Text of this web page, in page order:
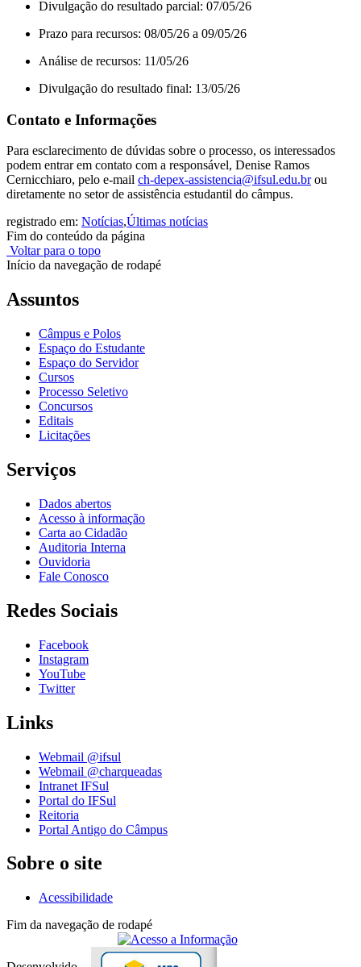
Divulgação do resultado parcial: 07/05/26
Prazo para recursos: 08/05/26 a 09/05/26
Análise de recursos: 11/05/26
Divulgação do resultado final: 13/05/26
Contato e Informações
Para esclarecimento de dúvidas sobre o processo, os interessados
podem entrar em contato com a responsável, Denise Ramos
Cernicchiaro, pelo e-mail ch-depex-assistencia@ifsul.edu.brou
diretamente no setor de assistência estudantil do câmpus.
registrado em: Notícias,Últimas notícias
Fim do conteúdo da página
Voltar para o topo
Início da navegação de rodapé
Assuntos
Câmpus e Polos
Espaço do Estudante
Espaço do Servidor
Cursos
Processo Seletivo
Concursos
Editais
Licitações
Serviços
Dados abertos
Acesso à informação
Carta ao Cidadão
Auditoria Interna
Ouvidoria
Fale Conosco
Redes Sociais
Facebook
Instagram
YouTube
Twitter
Links
Webmail @ifsul
Webmail @charqueadas
Intranet IFSul
Portal do IFSul
Reitoria
Portal Antigo do Câmpus
Sobre o site
Acessibilidade
Fim da navegação de rodapé